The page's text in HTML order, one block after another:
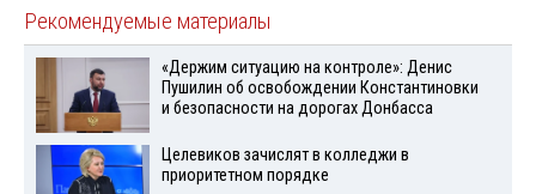
Рекомендуемые материалы
«Держим ситуацию на контроле»: Денис
Пушилин об освобождении Константиновки
и безопасности на дорогах Донбасса
Целевиков зачислят в колледжи в
приоритетном порядке